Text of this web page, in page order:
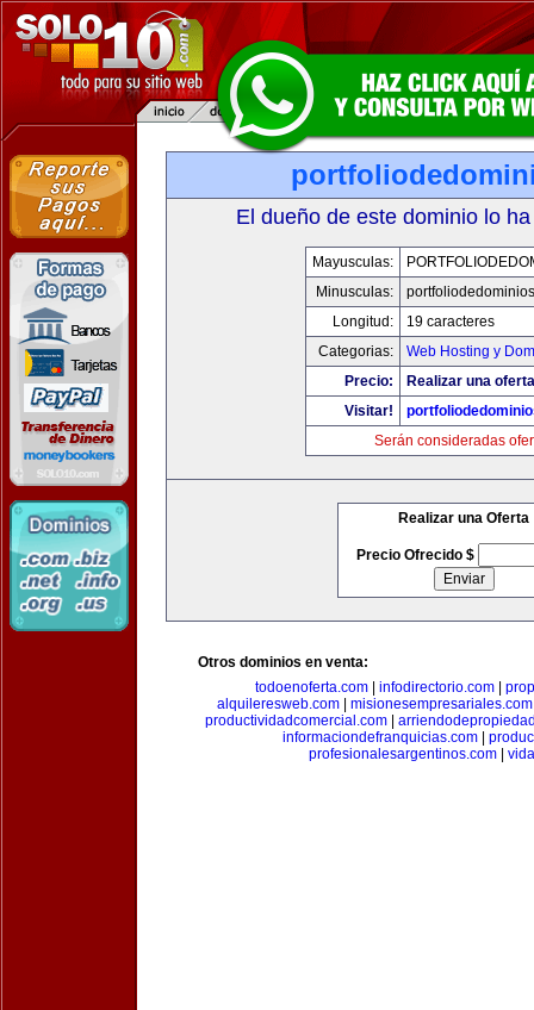
El dueño de este dominio lo
Mayusculas:
Minusculas:
Longitud:
19 caracteres
Categorias:
Web Hosting y
Precio:
Realizar una
Visitar!
Serán consideradas
Realizar una Oferta
Precio Ofrecido $
Otros dominios en venta:
todoenoferta.com
infodirectorio.com
alquileresweb.com
misionesempresariales.com
productividadcomercial.com
informaciondefranquicias.com
profesionalesargentinos.com|